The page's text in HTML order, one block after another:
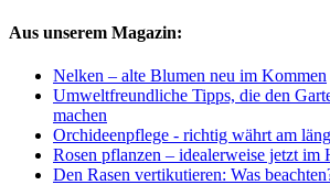
Aus unserem Magazin:
Nelken – alte Blumen neu im Kommen
Umweltfreundliche Tipps, die den
machen
Orchideenpflege - richtig währt am
Rosen pflanzen – idealerweise jetzt im
Den Rasen vertikutieren: Was